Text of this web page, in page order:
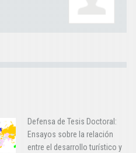
Defensa de Tesis Doctoral:
Ensayos sobre la relación
entre el desarrollo turístico y